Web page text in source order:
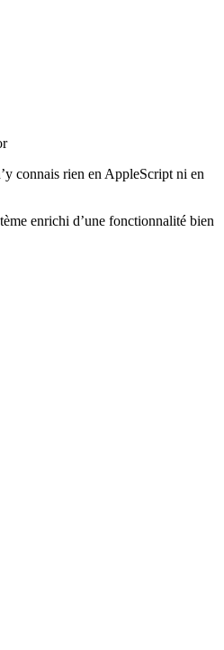
connais rien en AppleScript ni en
enrichi d’une fonctionnalité bien